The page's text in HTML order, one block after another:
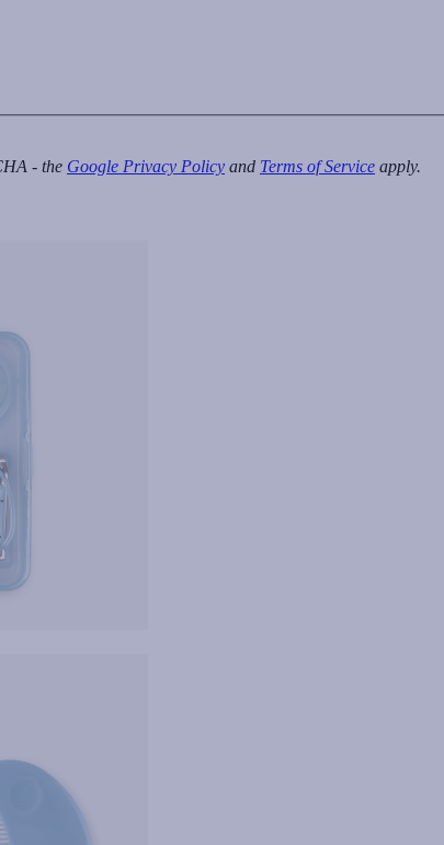
- the Google Privacy Policy and Terms of Service apply.